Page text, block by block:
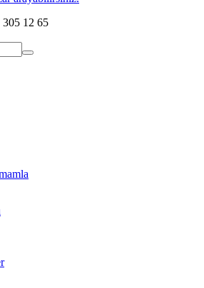
305 12 65